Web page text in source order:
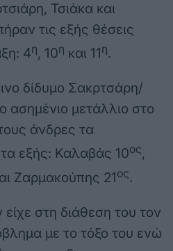
Τσιάκα και
τις εξής θέσεις
4η, 10η και 11η.
δίδυμο Σακρτσάρη/
ασημένιο μετάλλιο στο
άνδρες τα
εξής: Καλαβάς 10ος,
Ζαρμακούπης 21ος.
στη διάθεση του τον
με το τόξο του ενώ